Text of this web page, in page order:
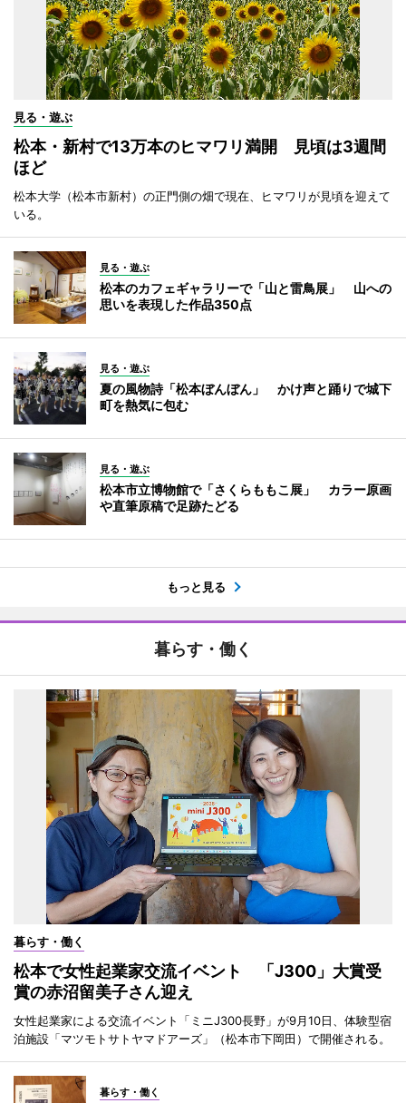
見る・遊ぶ
松本・新村で13万本のヒマワリ満開 見頃は3週間
ほど
松本大学（松本市新村）の正門側の畑で現在、ヒマワリが見頃を迎えて
いる。
見る・遊ぶ
松本のカフェギャラリーで「山と雷鳥展」 山への
思いを表現した作品350点
見る・遊ぶ
夏の風物詩「松本ぼんぼん」 かけ声と踊りで城下
町を熱気に包む
見る・遊ぶ
松本市立博物館で「さくらももこ展」 カラー原画
や直筆原稿で足跡たどる
もっと見る
暮らす・働く
暮らす・働く
松本で女性起業家交流イベント 「J300」大賞受
賞の赤沼留美子さん迎え
女性起業家による交流イベント「ミニJ300長野」が9月10日、体験型宿
泊施設「マツモトサトヤマドアーズ」（松本市下岡田）で開催される。
暮らす・働く